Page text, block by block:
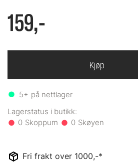
159,-
5+ på nettlager
0 0
Kjøp
Fri frakt over 1000,-*